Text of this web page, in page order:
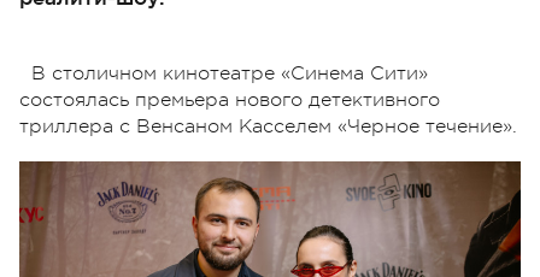
В столичном кинотеатре «Синема Сити»
состоялась премьера нового детективного
триллера с Венсаном Касселем «Черное течение».